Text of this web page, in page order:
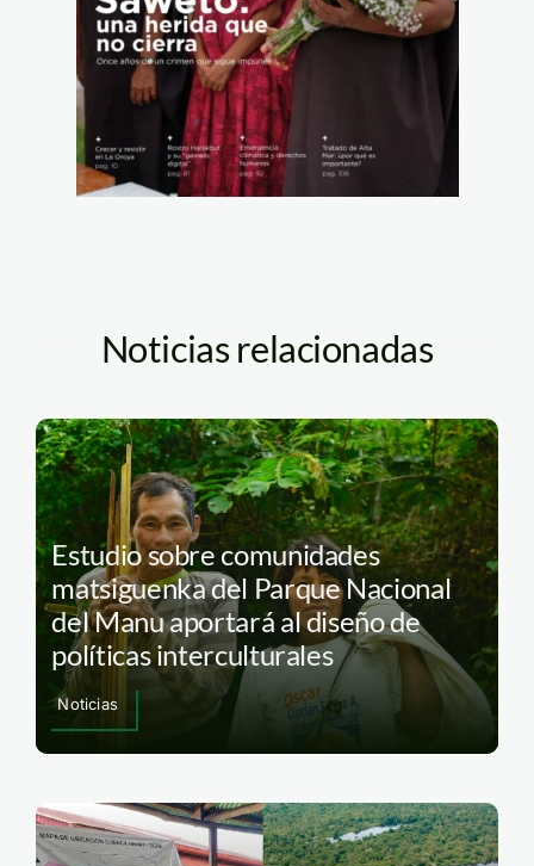
Noticias relacionadas
Estudio sobre comunidades
matsiguenka del Parque Nacional
del Manu aportará al diseño de
políticas interculturales
Noticias